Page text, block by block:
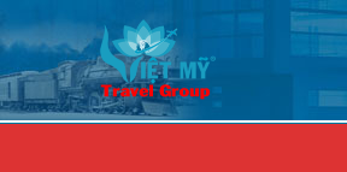
đến
nội
dung